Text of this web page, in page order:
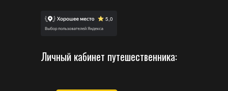
Личный кабинет путешественника: